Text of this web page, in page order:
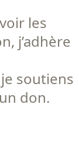
les
j’adhère
soutiens
don.